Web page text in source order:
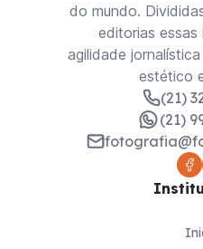
do mundo.
editorias essas
agilidade
estético
(21)
(21)